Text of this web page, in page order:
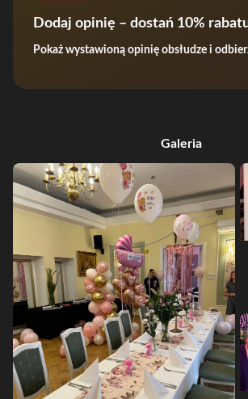
Dodaj opinię – dostań 10%
Pokaż wystawioną opinię obsłudze i
Galeria